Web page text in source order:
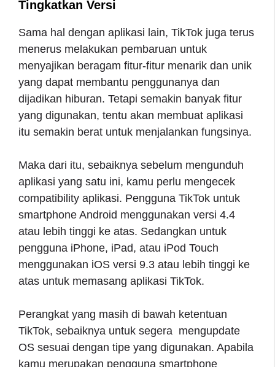
Tingkatkan Versi
Sama hal dengan aplikasi lain, TikTok juga terus
menerus melakukan pembaruan untuk
menyajikan beragam fitur-fitur menarik dan unik
yang dapat membantu penggunanya dan
dijadikan hiburan. Tetapi semakin banyak fitur
yang digunakan, tentu akan membuat aplikasi
itu semakin berat untuk menjalankan fungsinya.
Maka dari itu, sebaiknya sebelum mengunduh
aplikasi yang satu ini, kamu perlu mengecek
compatibility aplikasi. Pengguna TikTok untuk
smartphone Android menggunakan versi 4.4
atau lebih tinggi ke atas. Sedangkan untuk
pengguna iPhone, iPad, atau iPod Touch
menggunakan iOS versi 9.3 atau lebih tinggi ke
atas untuk memasang aplikasi TikTok.
Perangkat yang masih di bawah ketentuan
TikTok, sebaiknya untuk segera mengupdate
OS sesuai dengan tipe yang digunakan. Apabila
kamu merupakan pengguna smartphone